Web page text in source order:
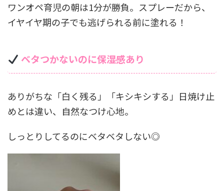
ワンオペ育児の朝は1分が勝負。スプレーだから、
イヤイヤ期の子でも逃げられる前に塗れる！
ベタつかないのに保湿感あり
ありがちな「白く残る」「キシキシする」日焼け止
めとは違い、自然なつけ心地。
しっとりしてるのにベタベタしない◎